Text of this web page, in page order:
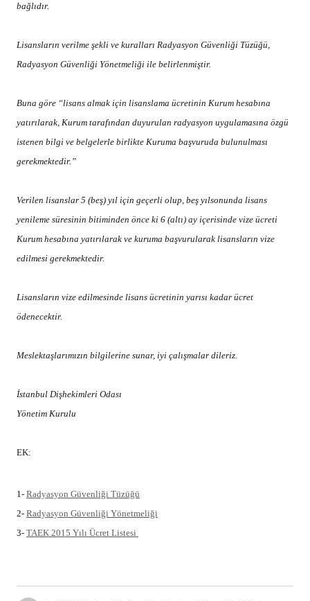
bağlıdır.
Lisansların verilme şekli ve kuralları Radyasyon Güvenliği Tüzüğü,
Radyasyon Güvenliği Yönetmeliği ile belirlenmiştir.
Buna göre “lisans almak için lisanslama ücretinin Kurum hesabına
yatırılarak, Kurum tarafından duyurulan radyasyon uygulamasına özgü
istenen bilgi ve belgelerle birlikte Kuruma başvuruda bulunulması
gerekmektedir.”
Verilen lisanslar 5 (beş) yıl için geçerli olup, beş yılsonunda lisans
yenileme süresinin bitiminden önce ki 6 (altı) ay içerisinde vize ücreti
Kurum hesabına yatırılarak ve kuruma başvurularak lisansların vize
edilmesi gerekmektedir.
Lisansların vize edilmesinde lisans ücretinin yarısı kadar ücret
ödenecektir.
Meslektaşlarımızın bilgilerine sunar, iyi çalışmalar dileriz.
İstanbul Dişhekimleri Odası
Yönetim Kurulu
EK:
1- Radyasyon Güvenliği Tüzüğü
2- Radyasyon Güvenliği Yönetmeliği
3- TAEK 2015 Yılı Ücret Listesi